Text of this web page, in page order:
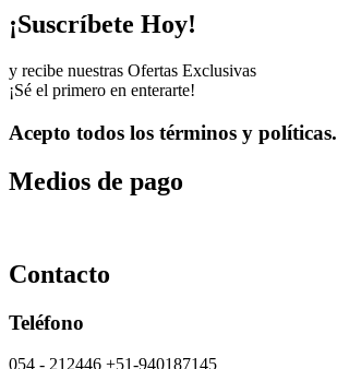
¡Suscríbete Hoy!
y recibe nuestras Ofertas Exclusivas
¡Sé el primero en enterarte!
Acepto todos los términos y políticas.
Medios de pago
Contacto
Teléfono
054 - 212446 +51-940187145